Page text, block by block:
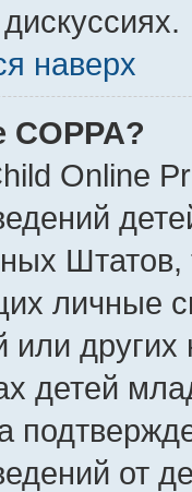
наверх
COPPA?
Online
Штатов,
личные
или
детей
от